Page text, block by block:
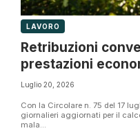
LAVORO
Retribuzioni
prestazioni
settore agricolo
Luglio 20, 2026
Con la Circolare n. 75 del 17
giornalieri aggiornati per il
mala...